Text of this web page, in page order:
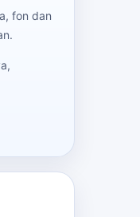
fon dan